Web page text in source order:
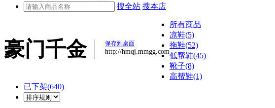
搜全站 搜本店
豪门千金 保存到桌面
http://hmqj.mmgg.com
所有商品
凉鞋(5)
拖鞋(52)
低帮鞋(45)
靴子(8)
高帮鞋(1)
已下架(640)